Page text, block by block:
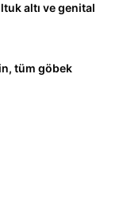
altı ve genital
tüm göbek